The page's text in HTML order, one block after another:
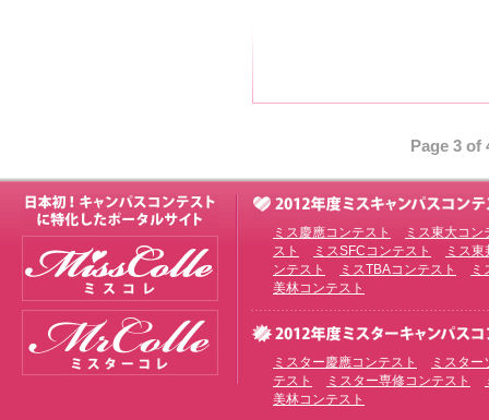
Page 3 of
ミス慶應コンテスト
ミス東大コン
スト
ミスSFCコンテスト
ミス
ンテスト
ミスTBAコンテスト
ミ
美林コンテスト
ミスター慶應コンテスト
ミスタ
テスト
ミスター専修コンテスト
美林コンテスト